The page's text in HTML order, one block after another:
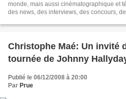
monde, mais aussi cinématographique et
des news, des interviews, des concours,
Christophe Maé: Un invité
tournée de Johnny
Publié le 06/12/2008 à 20:00
Par Prue